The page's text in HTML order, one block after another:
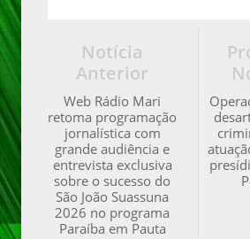
Notícia
Anterior
Web Rádio Mari
retoma programação
jornalística com
grande audiência e
entrevista exclusiva
sobre o sucesso do
São João Suassuna
2026 no programa
Paraíba em Pauta